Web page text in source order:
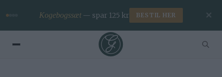
Hurtig levering— signeret efter ønske SE BØGERNE ✕